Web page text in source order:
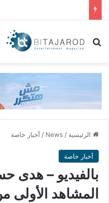
بحث عن
الرئيسية /
News
/ أخبار خاصة
أخبار خاصة
بالفيديو – هدى
المشاهد الأولى